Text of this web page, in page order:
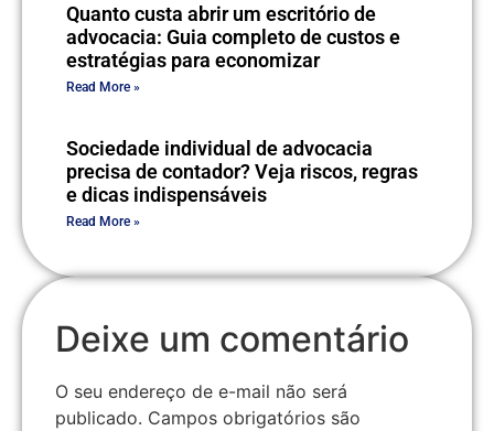
Quanto custa abrir um escritório de
advocacia: Guia completo de custos e
estratégias para economizar
Read More »
Sociedade individual de advocacia
precisa de contador? Veja riscos, regras
e dicas indispensáveis
Read More »
Deixe um comentário
O seu endereço de e-mail não será
publicado. Campos obrigatórios são